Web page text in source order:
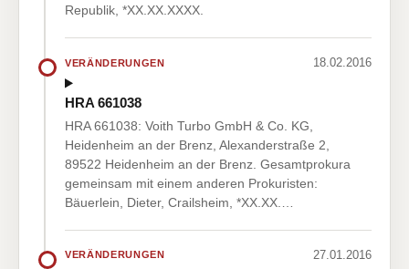
Republik, *XX.XX.XXXX.
VERÄNDERUNGEN 18.02.2016
HRA 661038
HRA 661038: Voith Turbo GmbH & Co. KG,
Heidenheim an der Brenz, Alexanderstraße 2,
89522 Heidenheim an der Brenz. Gesamtprokura
gemeinsam mit einem anderen Prokuristen:
Bäuerlein, Dieter, Crailsheim, *XX.XX.…
VERÄNDERUNGEN 27.01.2016